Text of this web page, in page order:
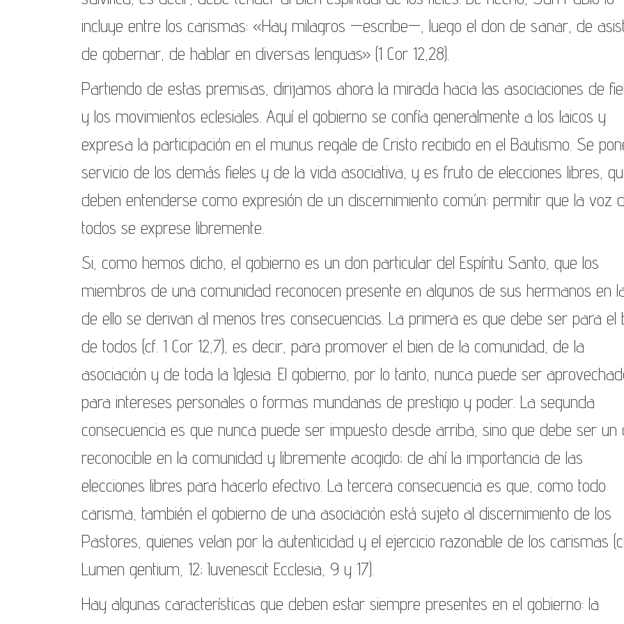
incluye entre los carismas: «Hay milagros —escribe—, luego el don de sanar, de
de gobernar, de hablar en diversas lenguas» (1 Cor 12,28).
Partiendo de estas premisas, dirijamos ahora la mirada hacia las asociaciones de
y los movimientos eclesiales. Aquí el gobierno se confía generalmente a los laicos y
expresa la participación en el munus regale de Cristo recibido en el Bautismo. Se
servicio de los demás fieles y de la vida asociativa, y es fruto de elecciones libres,
deben entenderse como expresión de un discernimiento común: permitir que la voz
todos se exprese libremente.
Si, como hemos dicho, el gobierno es un don particular del Espíritu Santo, que los
miembros de una comunidad reconocen presente en algunos de sus hermanos en
de ello se derivan al menos tres consecuencias. La primera es que debe ser para el
de todos (cf. 1 Cor 12,7), es decir, para promover el bien de la comunidad, de la
asociación y de toda la Iglesia. El gobierno, por lo tanto, nunca puede ser
para intereses personales o formas mundanas de prestigio y poder. La segunda
consecuencia es que nunca puede ser impuesto desde arriba, sino que debe ser un
reconocible en la comunidad y libremente acogido; de ahí la importancia de las
elecciones libres para hacerlo efectivo. La tercera consecuencia es que, como todo
carisma, también el gobierno de una asociación está sujeto al discernimiento de los
Pastores, quienes velan por la autenticidad y el ejercicio razonable de los carismas
Lumen gentium, 12; Iuvenescit Ecclesia, 9 y 17).
Hay algunas características que deben estar siempre presentes en el gobierno: la